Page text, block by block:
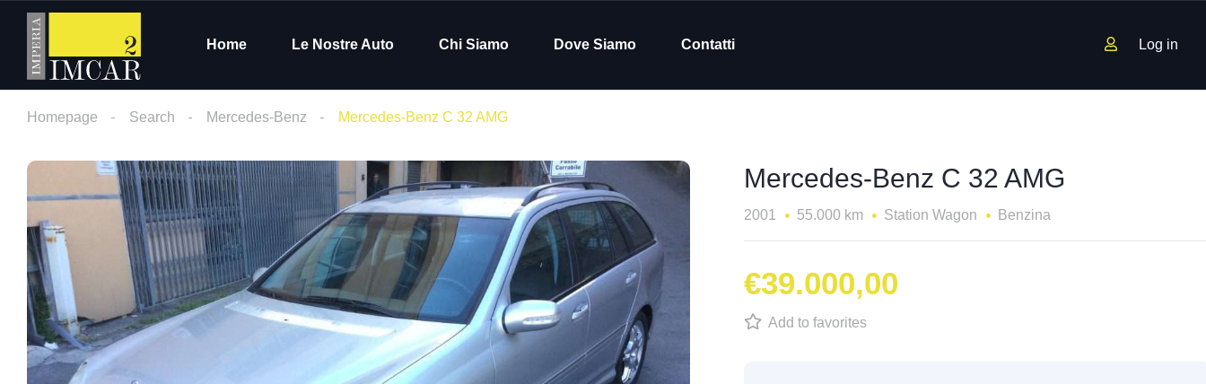
Home Le Nostre Auto Chi Siamo Dove Siamo Contatti Log in
Homepage Search Mercedes-Benz Mercedes-Benz C 32 AMG
Mercedes-Benz C 32 AMG
2001 55.000 km Station Wagon Benzina
€39.000,00
Add to favorites